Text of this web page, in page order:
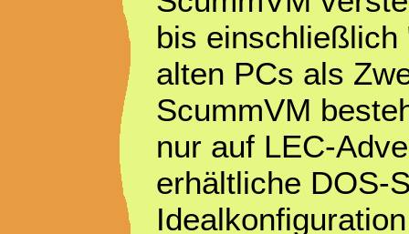
bis einschließlich
alten PCs als
ScummVM
nur auf LEC-
erhältliche DOS-